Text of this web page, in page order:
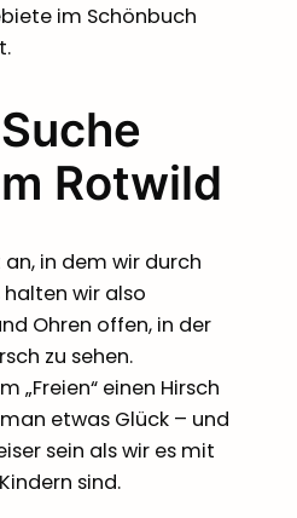
im Schönbuch
Rotwild
in dem wir durch
wir also
Ohren offen, in der
zu sehen.
„Freien“ einen Hirsch
etwas Glück – und
sein als wir es mit
sind.